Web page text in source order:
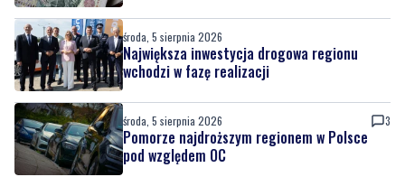
środa, 5 sierpnia 2026
Największa inwestycja drogowa regionu
wchodzi w fazę realizacji
środa, 5 sierpnia 2026 3
Pomorze najdroższym regionem w Polsce
pod względem OC